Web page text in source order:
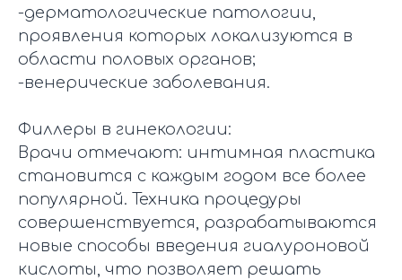
-дерматологические патологии,
проявления которых локализуются в
области половых органов;
-венерические заболевания.
Филлеры в гинекологии:
Врачи отмечают: интимная пластика
становится с каждым годом все более
популярной. Техника процедуры
совершенствуется, разрабатываются
новые способы введения гиалуроновой
кислоты, что позволяет решать